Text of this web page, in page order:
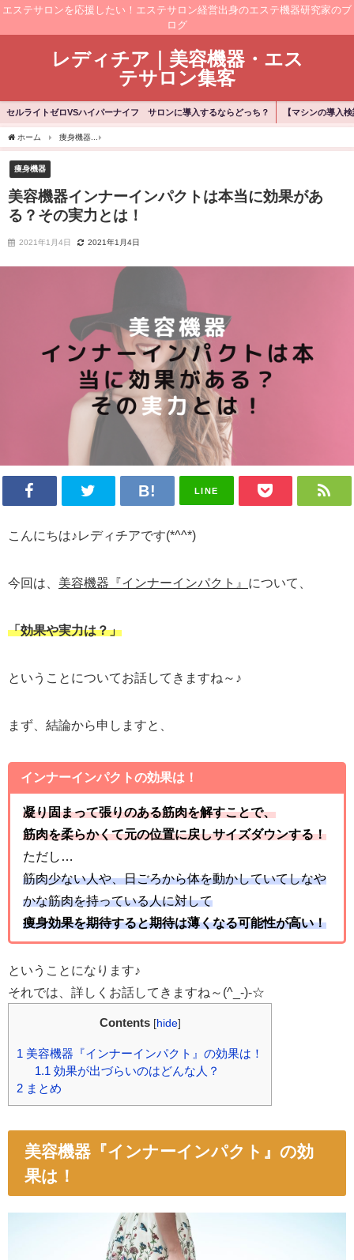
エステサロンを応援したい！エステサロン経営出身のエステ機器研究家のブ
ログ
レディチア｜美容機器・エス
テサロン集客
セルライトゼロVSハイパーナイフ サロンに導入するならどっち？ 【マシンの導入
ホーム 痩身機器
痩身機器
美容機器インナーインパクトは本当に効果があ
る？その実力とは！
2021年1月4日 2021年1月4日
LINE
こんにちは♪レディチアです(*^^*)
今回は、 美容機器『インナーインパクト』 について、
「効果や実力は？」
ということについてお話してきますね～♪
まず、結論から申しますと、
インナーインパクトの効果は！
凝り固まって張りのある筋肉を解すことで、
筋肉を柔らかくて元の位置に戻しサイズダウンする！
ただし…
筋肉少ない人や、日ごろから体を動かしていてしなや
かな筋肉を持っている人に対して
痩身効果を期待すると期待は薄くなる可能性が高い！
ということになります♪
それでは、詳しくお話してきますね～(^_-)-☆
Contents [hide]
1 美容機器『インナーインパクト』の効果は！
1.1 効果が出づらいのはどんな人？
2 まとめ
美容機器『インナーインパクト』の効
果は！